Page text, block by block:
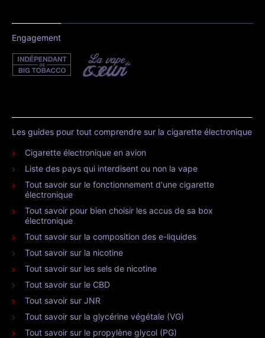
Engagement
Les guides pour tout comprendre sur la cigarette électronique
Cigarette électronique en avion
Liste des pays qui interdisent ou non la vape
Tout savoir sur le fonctionnement d'une cigarette
électronique
Tout savoir pour bien choisir les accus de sa box
électronique
Tout savoir sur la composition des e-liquides
Tout savoir sur la nicotine
Tout savoir sur les sels de nicotine
Tout savoir sur le CBD
Tout savoir sur JNR
Tout savoir sur la glycérine végétale (VG)
Tout savoir sur le propylène glycol (PG)